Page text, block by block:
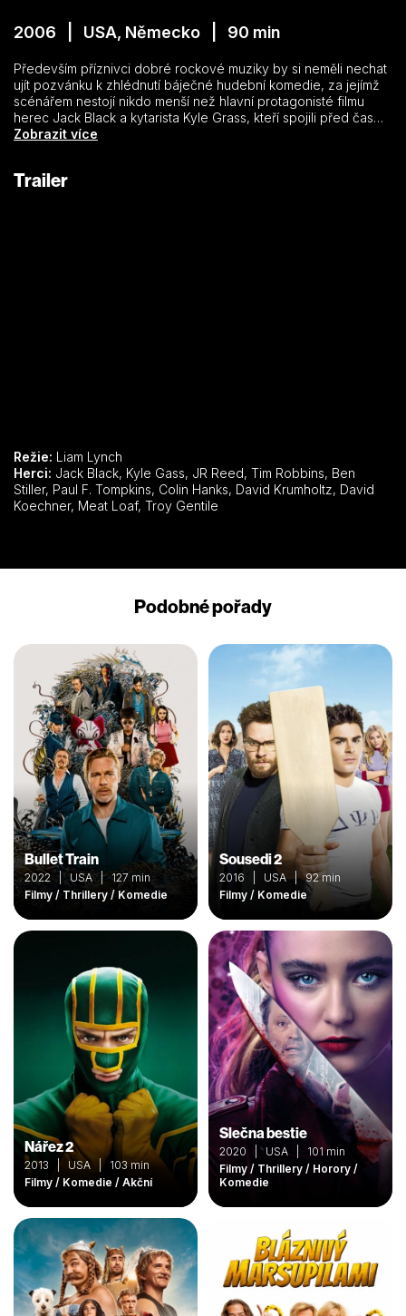
2006 | USA, Německo | 90 min
Především příznivci dobré rockové muziky by si neměli nechat
ujít pozvánku k zhlédnutí báječné hudební komedie, za jejímž
scénářem nestojí nikdo menší než hlavní protagonisté filmu
herec Jack Black a kytarista Kyle Grass, kteří spojili před časem
své síly a výsledkem byla rocková kapela s
hrubozrnný humor není pro každého. Vše se zde točí kolem
Zobrazit více
Trailer
Režie: Liam Lynch
Herci:
Stiller, Paul F. Tompkins, Colin Hanks, David Krumholtz, David
Koechner, Meat Loaf, Troy Gentile
Podobné pořady
Bullet Train
2022 | USA | 127 min
Filmy / Thrillery / Komedie
Sousedi 2
2016 | USA | 92 min
Filmy / Komedie
Nářez 2
2013 | USA | 103 min
Filmy / Komedie / Akční
Slečna bestie
2020 | USA | 101 min
Filmy / Thrillery / Horory /
Komedie